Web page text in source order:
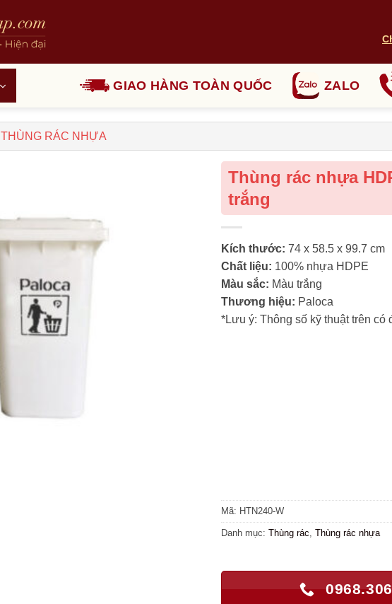
GIAO HÀNG TOÀN QUỐC ZALO
THÙNG RÁC NHỰA
Thùng rác nhựa
trắng
Kích thước: 74 x 58.5 x 99.7 cm
Chất liệu: 100% nhựa HDPE
Màu sắc: Màu trắng
Thương hiệu: Paloca
*Lưu ý: Thông số kỹ thuật trên có
Mã: HTN240-W
Danh mục: Thùng rác Thùng rác nhựa